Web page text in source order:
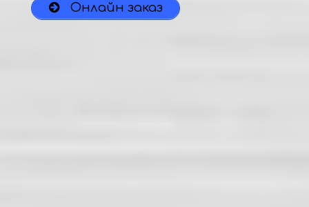
Онлайн заказ